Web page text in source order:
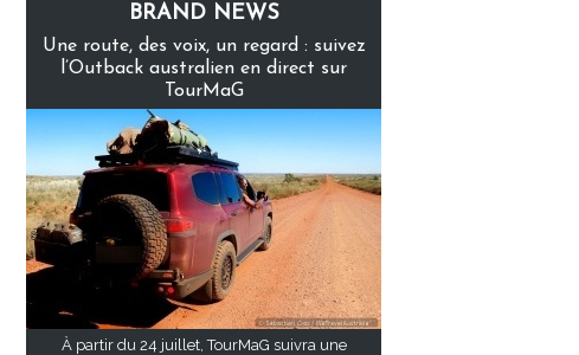
BRAND NEWS
Une route, des voix, un regard : suivez
l’Outback australien en direct sur
TourMaG
À partir du 24 juillet, TourMaG suivra une